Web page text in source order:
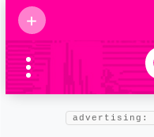
+
Supermamás
2025
Marcas de
confianza
Foro salud
advertising: